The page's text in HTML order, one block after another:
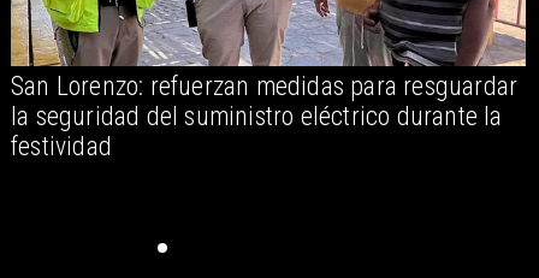
San Lorenzo: refuerzan medidas para resguardar
la seguridad del suministro eléctrico durante la
festividad